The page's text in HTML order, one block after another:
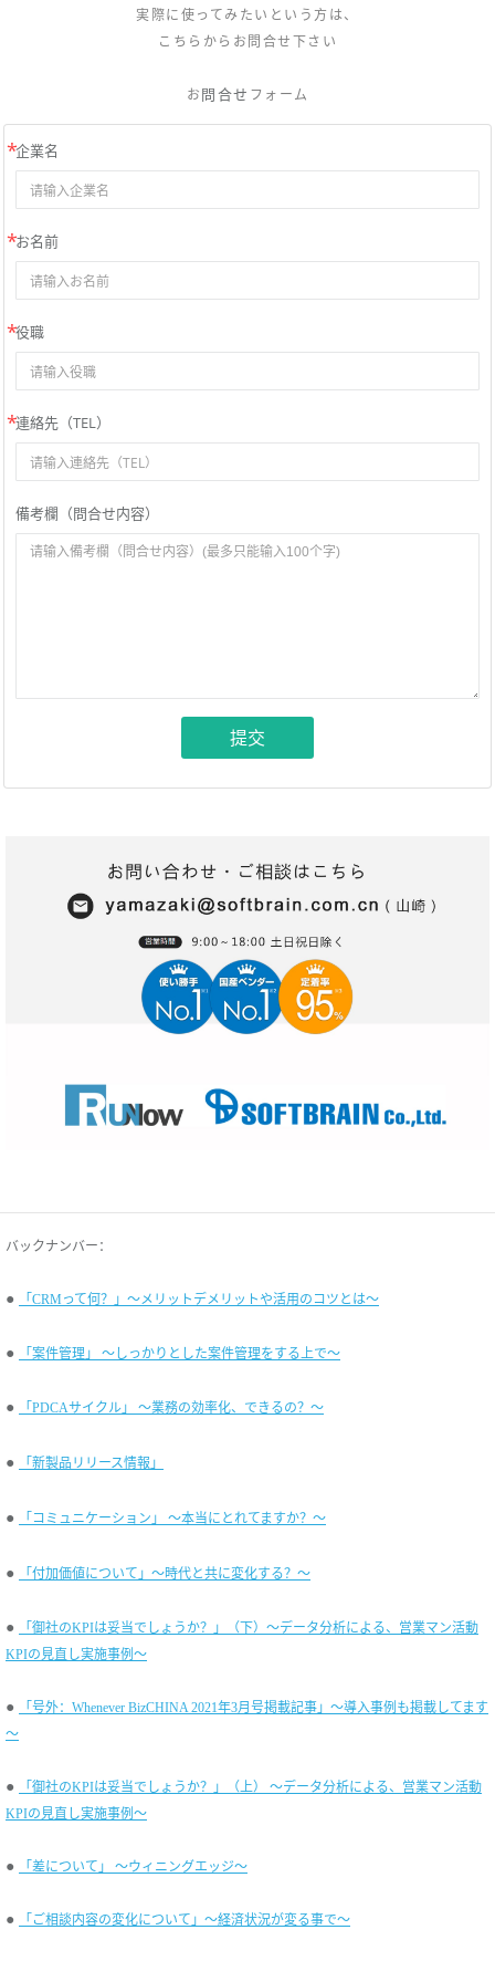
実際に使ってみたいという方は、
こちらからお問合せ下さい
お問合せ フォーム
企業名
お名前
役職
連絡先（TEL）
備考欄（問合せ内容）
提交
バックナンバー：
● 「CRMって何？」～メリットデメリットや活用のコツとは～
● 「案件管理」 ～しっかりとした案件管理をする上で～
● 「PDCAサイクル」 ～業務の効率化、できるの？～
● 「新製品リリース情報」
● 「コミュニケーション」 ～本当にとれてますか？～
● 「付加価値について」～時代と共に変化する？～
●
「御社のKPIは妥当でしょうか？」（下）～データ分析による、営業マン活動
KPIの見直し実施事例～
●
「号外：Whenever BizCHINA 2021年3月号掲載記事」～導入事例も掲載してます
～
●
「御社のKPIは妥当でしょうか？」（上） ～データ分析による、営業マン活動
KPIの見直し実施事例～
● 「差について」 ～ウィニングエッジ～
● 「ご相談内容の変化について」～経済状況が変る事で～